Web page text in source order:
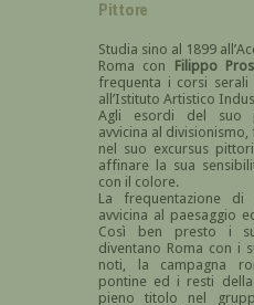
Pittore
Studia sino al 1899
Roma con Filippo
frequenta i corsi
all’Istituto Artistico
Agli esordi del suo
avvicina al
nel suo excursus
affinare la sua
con il colore.
La frequentazione di
avvicina al paesaggio
Così ben presto i
diventano Roma con i
noti, la campagna
pontine ed i resti della
pieno titolo nel